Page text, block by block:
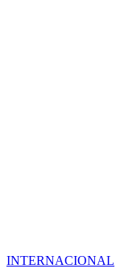
INTERNACIONAL